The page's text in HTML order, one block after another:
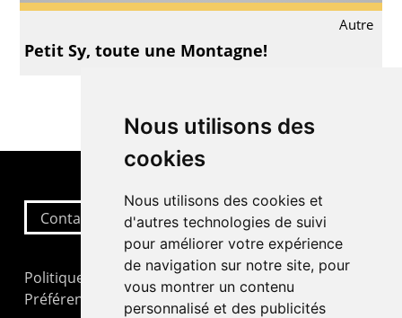
Nous utilisons des
cookies
Nous utilisons des cookies et
d'autres technologies de suivi
pour améliorer votre expérience
de navigation sur notre site, pour
vous montrer un contenu
personnalisé et des publicités
Autre
Petit Sy, toute une Montagne!
Contactez-nous
Politique de confidentialité
Préférences cookies